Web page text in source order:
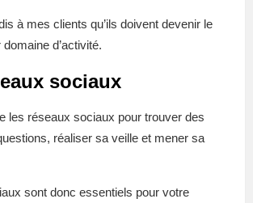
à mes clients qu’ils doivent devenir le
d’activité.
sociaux
les réseaux sociaux pour trouver des
réaliser sa veille et mener sa
sont donc essentiels pour votre